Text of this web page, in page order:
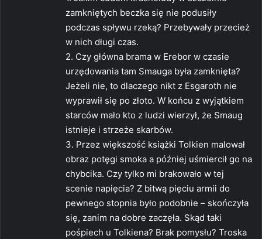
e
:
zamkniętych beczka się nie podusiły
podczas spływu rzeką? Przebywały przecież
w nich długi czas.
2. Czy główna brama w Erebor w czasie
urzędowania tam Smauga była zamknięta?
Jeżeli nie, to dlaczego nikt z Esgaroth nie
wyprawił się po złoto. W końcu z wyjątkiem
starców mało kto z ludzi wierzył, że Smaug
istnieje i strzeże skarbów.
3. Przez większość książki Tolkien malował
obraz potęgi smoka a później uśmiercił go na
chybcika. Czy tylko mi brakowało w tej
scenie napięcia? Z bitwą pięciu armii do
pewnego stopnia było podobnie – skończyła
się, zanim na dobre zaczęła. Skąd taki
pośpiech u Tolkiena? Brak pomysłu? Troska